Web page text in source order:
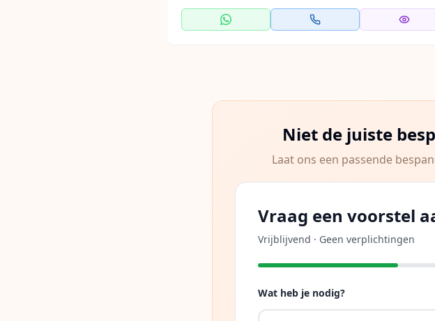
Niet de juiste
Laat ons een passende
Vraag een voorstel
Vrijblijvend · Geen verplichtingen
Wat heb je nodig?